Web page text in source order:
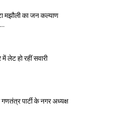
मझौली का जन कल्याण
लेट हो रहीं सवारी
गणतंत्र पार्टी के नगर अध्यक्ष